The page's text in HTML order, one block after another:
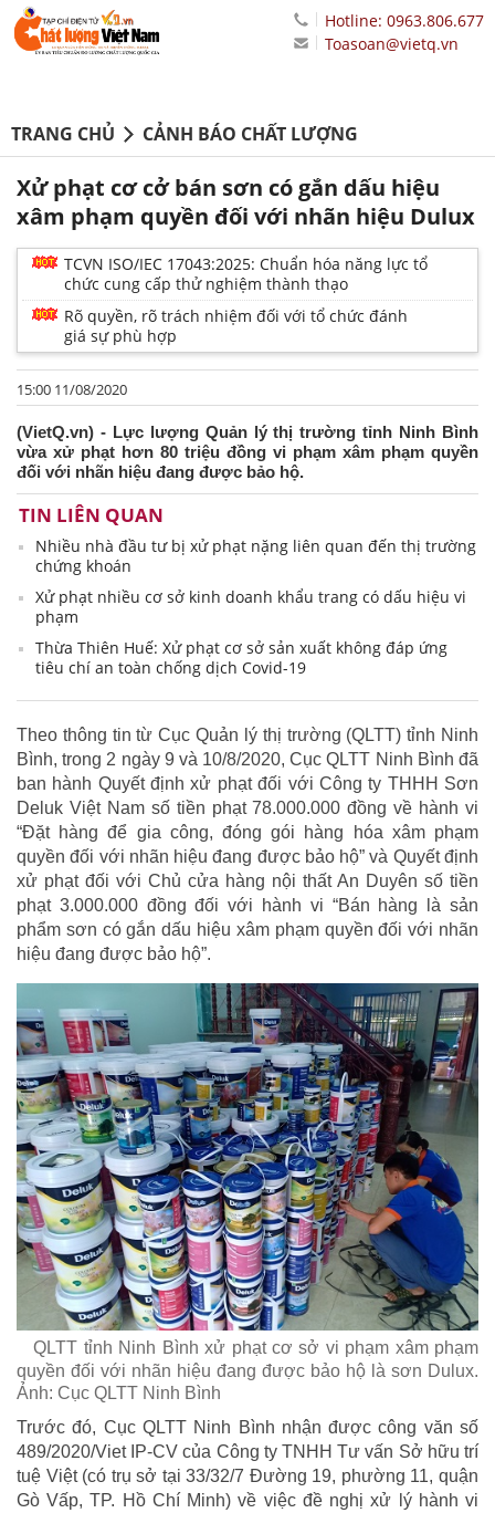
Hotline: 0963.806.677
Toasoan@vietq.vn
TRANG CHỦ CẢNH BÁO CHẤT LƯỢNG
Xử phạt cơ cở bán sơn có gắn dấu hiệu
xâm phạm quyền đối với nhãn hiệu Dulux
TCVN ISO/IEC 17043:2025: Chuẩn hóa năng lực tổ
chức cung cấp thử nghiệm thành thạo
Rõ quyền, rõ trách nhiệm đối với tổ chức đánh
giá sự phù hợp
15:00 11/08/2020
(VietQ.vn) - Lực lượng Quản lý thị trường tỉnh Ninh Bình
vừa xử phạt hơn 80 triệu đồng vi phạm xâm phạm quyền
đối với nhãn hiệu đang được bảo hộ.
TIN LIÊN QUAN
Nhiều nhà đầu tư bị xử phạt nặng liên quan đến thị trường
chứng khoán
Xử phạt nhiều cơ sở kinh doanh khẩu trang có dấu hiệu vi
phạm
Thừa Thiên Huế: Xử phạt cơ sở sản xuất không đáp ứng
tiêu chí an toàn chống dịch Covid-19
Theo thông tin từ Cục Quản lý thị trường (QLTT) tỉnh Ninh
Bình, trong 2 ngày 9 và 10/8/2020, Cục QLTT Ninh Bình đã
ban hành Quyết định xử phạt đối với Công ty THHH Sơn
Deluk Việt Nam số tiền phạt 78.000.000 đồng về hành vi
“Đặt hàng để gia công, đóng gói hàng hóa xâm phạm
quyền đối với nhãn hiệu đang được bảo hộ” và Quyết định
xử phạt đối với Chủ cửa hàng nội thất An Duyên số tiền
phạt 3.000.000 đồng đối với hành vi “Bán hàng là sản
phẩm sơn có gắn dấu hiệu xâm phạm quyền đối với nhãn
hiệu đang được bảo hộ”.
QLTT tỉnh Ninh Bình xử phạt cơ sở vi phạm xâm phạm
quyền đối với nhãn hiệu đang được bảo hộ là sơn Dulux.
Ảnh: Cục QLTT Ninh Bình
Trước đó, Cục QLTT Ninh Bình nhận được công văn số
489/2020/Viet IP-CV của Công ty TNHH Tư vấn Sở hữu trí
tuệ Việt (có trụ sở tại 33/32/7 Đường 19, phường 11, quận
Gò Vấp, TP. Hồ Chí Minh) về việc đề nghị xử lý hành vi